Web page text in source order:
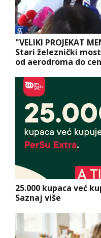
"VELIKI PROJEKAT
Stari železnički
od aerodroma do
25.000 kupaca već
Saznaj više